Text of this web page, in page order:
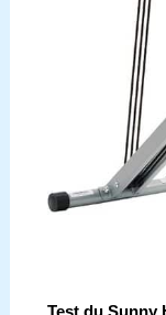
Test du Sunny